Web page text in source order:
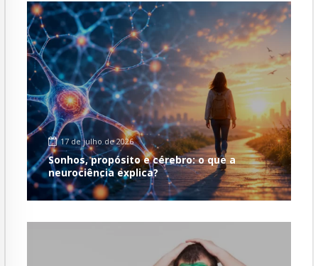
17 de julho de 2026
Sonhos, propósito e cérebro: o que a
neurociência explica?